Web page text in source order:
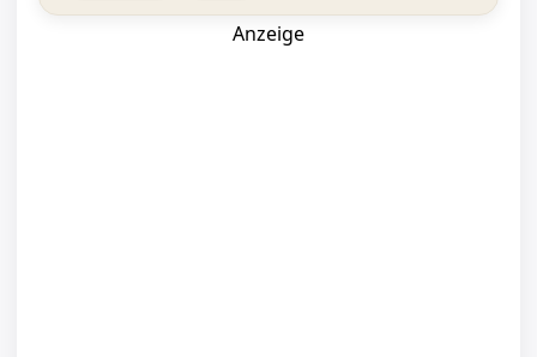
Anzeige